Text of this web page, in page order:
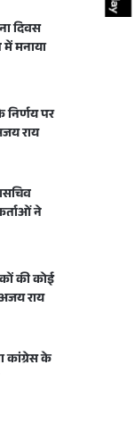
दिवस
में मनाया
पर
राय
ने
की कोई
राय
कांग्रेस के